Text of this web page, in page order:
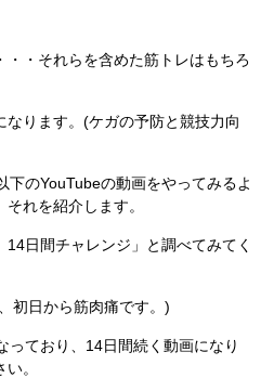
・それらを含めた筋トレはもちろ
ります。(ケガの予防と競技力向
下のYouTubeの動画をやってみるよ
れを紹介します。
日間チャレンジ」と調べてみてく
初日から筋肉痛です。)
っており、14日間続く動画になり
。